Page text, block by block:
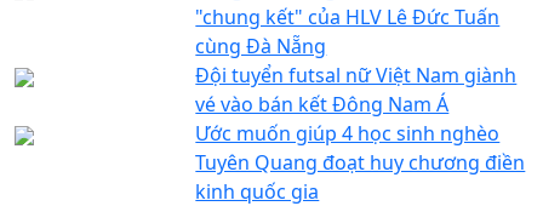
"chung kết" của HLV Lê Đức Tuấn
cùng Đà Nẵng
Đội tuyển futsal nữ Việt Nam giành
vé vào bán kết Đông Nam Á
Ước muốn giúp 4 học sinh nghèo
Tuyên Quang đoạt huy chương điền
kinh quốc gia